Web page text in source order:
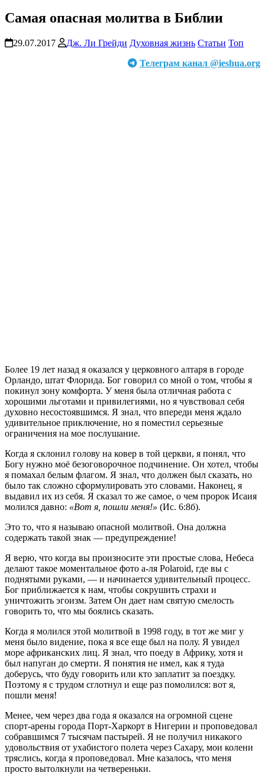
Самая опасная молитва в Библии
29.07.2017 Дж. Ли Грейди Духовная жизнь Статьи Топ
Телеграм канал @ieshua.org
Более 19 лет назад я оказался у церковного алтаря в городе
Орландо, штат Флорида. Бог говорил со мной о том, чтобы я
покинул зону комфорта. У меня была отличная работа с
хорошими льготами и привилегиями, но я чувствовал себя
духовно несостоявшимся. Я знал, что впереди меня ждало
удивительное приключение, но я поместил серьезные
ограничения на мое послушание.
Когда я склонил голову на ковер в той церкви, я понял, что
Богу нужно моё безоговорочное подчинение. Он хотел, чтобы
я помахал белым флагом. Я знал, что должен был сказать, но
было так сложно сформулировать это словами. Наконец, я
выдавил их из себя. Я сказал то же самое, о чем пророк Исаия
молился давно: «Вот я, пошли меня!» (Ис. 6:8б).
Это то, что я называю опасной молитвой. Она должна
содержать такой знак — предупреждение!
Я верю, что когда вы произносите эти простые слова, Небеса
делают такое моментальное фото а-ля Polaroid, где вы с
поднятыми руками, — и начинается удивительный процесс.
Бог приближается к нам, чтобы сокрушить страхи и
уничтожить эгоизм. Затем Он дает нам святую смелость
говорить то, что мы боялись сказать.
Когда я молился этой молитвой в 1998 году, в тот же миг у
меня было видение, пока я все еще был на полу. Я увидел
море африканских лиц. Я знал, что поеду в Африку, хотя и
был напуган до смерти. Я понятия не имел, как я туда
доберусь, что буду говорить или кто заплатит за поездку.
Поэтому я с трудом сглотнул и еще раз помолился: вот я,
пошли меня!
Менее, чем через два года я оказался на огромной сцене
спорт-арены города Порт-Харкорт в Нигерии и проповедовал
собравшимся 7 тысячам пастырей. Я не получил никакого
удовольствия от ухабистого полета через Сахару, мои колени
тряслись, когда я проповедовал. Мне казалось, что меня
просто вытолкнули на четвереньки.